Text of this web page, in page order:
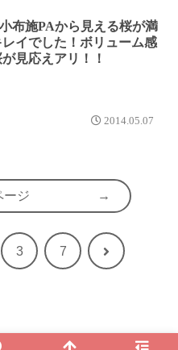
布施PAから見える桜が満
レイでした！ボリューム感
見応えアリ！！
2014.05.07
ージ
3 7 次